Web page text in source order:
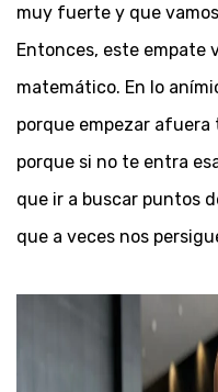
muy fuerte y que
Entonces, este empate
matemático. En lo
porque empezar
porque si no te entra
que ir a buscar puntos
que a veces nos